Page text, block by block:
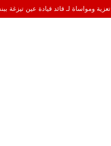
هشام جناح: من تألق الكاميرا الخفية إلى